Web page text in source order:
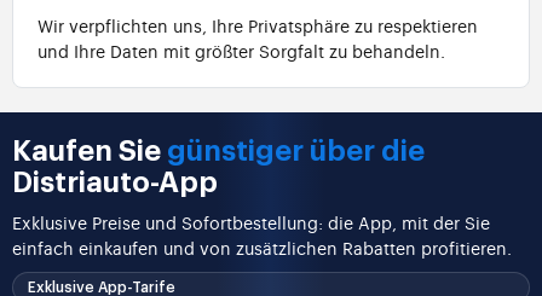
Wir verpflichten uns, Ihre Privatsphäre zu respektieren
und Ihre Daten mit größter Sorgfalt zu behandeln.
Kaufen Sie günstiger über die
Distriauto-App
Exklusive Preise und Sofortbestellung: die App, mit der Sie
einfach einkaufen und von zusätzlichen Rabatten profitieren.
Exklusive App-Tarife